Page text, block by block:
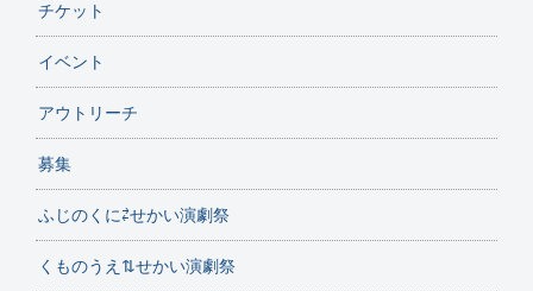
チケット
イベント
アウトリーチ
募集
ふじのくに⇄せかい演劇祭
くものうえ⇅せかい演劇祭